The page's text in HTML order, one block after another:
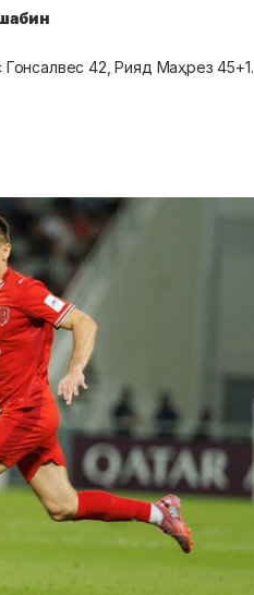
42, Рияд Маҳрез 45+1.